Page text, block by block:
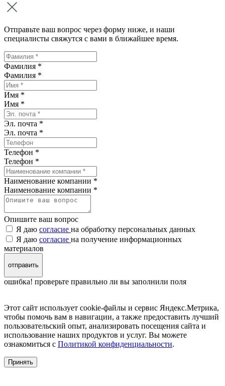
Отправьте ваш вопрос через форму ниже, и наши
специалисты свяжутся с вами в ближайшее время.
Фамилия *
Фамилия *
Имя *
Имя *
Эл. почта *
Эл. почта *
Телефон *
Телефон *
Наименование компании *
Наименование компании *
Опишите ваш вопрос
Я даю согласие на обработку персональных данных
Я даю согласие на получение информационных
материалов
отправить
ошибка! проверьте правильно ли вы заполнили поля
Этот сайт использует cookie-файлы и сервис Яндекс.Метрика,
чтобы помочь вам в навигации, а также предоставить лучший
пользовательский опыт, анализировать посещения сайта и
использование наших продуктов и услуг. Вы можете
ознакомиться с Политикой конфиденциальности.
Принять